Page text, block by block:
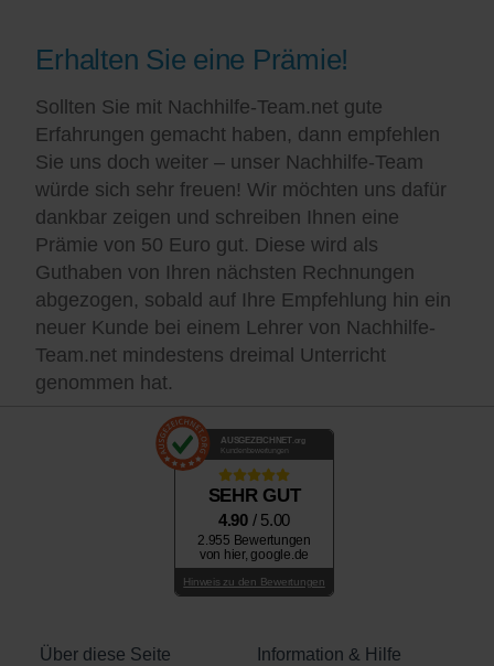
Erhalten Sie eine Prämie!
Sollten Sie mit Nachhilfe-Team.net gute
Erfahrungen gemacht haben, dann empfehlen
Sie uns doch weiter – unser Nachhilfe-Team
würde sich sehr freuen! Wir möchten uns dafür
dankbar zeigen und schreiben Ihnen eine
Prämie von 50 Euro gut. Diese wird als
Guthaben von Ihren nächsten Rechnungen
abgezogen, sobald auf Ihre Empfehlung hin ein
neuer Kunde bei einem Lehrer von Nachhilfe-
Team.net mindestens dreimal Unterricht
genommen hat.
AUSGEZEICHNET .org
Kundenbewertungen
SEHR GUT
4.90 / 5.00
2.955 Bewertungen
von hier, google.de
Hinweis zu den Bewertungen
Über diese Seite Information & Hilfe